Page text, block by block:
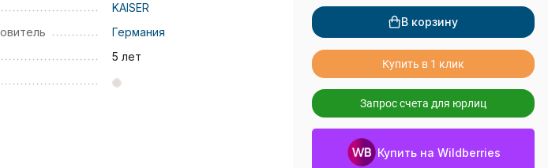
KAISER
Германия
5 лет
В корзину
Купить в 1 клик
Запрос счета для юрлиц
Купить на Wildberries